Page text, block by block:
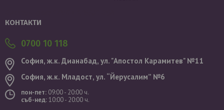
КОНТАКТИ
0700 10 118
София, ж.к. Дианабад, ул. "Aпостол Карамитев" №11
София, ж.к. Младост, ул. “Йерусалим” №6
пон-пет: 09:00 - 20:00 ч.
съб-нед:10:00 - 20:00 ч.